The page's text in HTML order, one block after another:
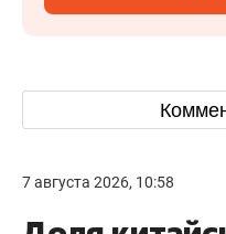
7 августа 2026, 10:58